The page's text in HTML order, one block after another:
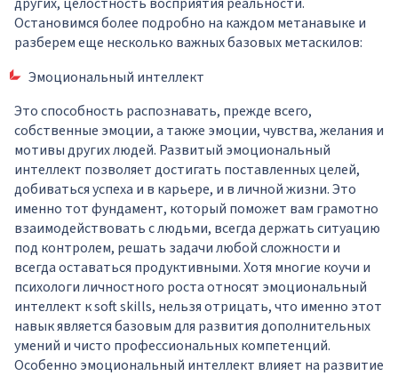
Остановимся более подробно на каждом метанавыке и
разберем еще несколько важных базовых метаскилов:
Эмоциональный интеллект
Это способность распознавать, прежде всего,
собственные эмоции, а также эмоции, чувства, желания и
мотивы других людей. Развитый эмоциональный
интеллект позволяет достигать поставленных целей,
добиваться успеха и в карьере, и в личной жизни. Это
именно тот фундамент, который поможет вам грамотно
взаимодействовать с людьми, всегда держать ситуацию
под контролем, решать задачи любой сложности и
всегда оставаться продуктивными. Хотя многие коучи и
психологи личностного роста относят эмоциональный
интеллект к soft skills, нельзя отрицать, что именно этот
навык является базовым для развития дополнительных
умений и чисто профессиональных компетенций.
Особенно эмоциональный интеллект влияет на развитие